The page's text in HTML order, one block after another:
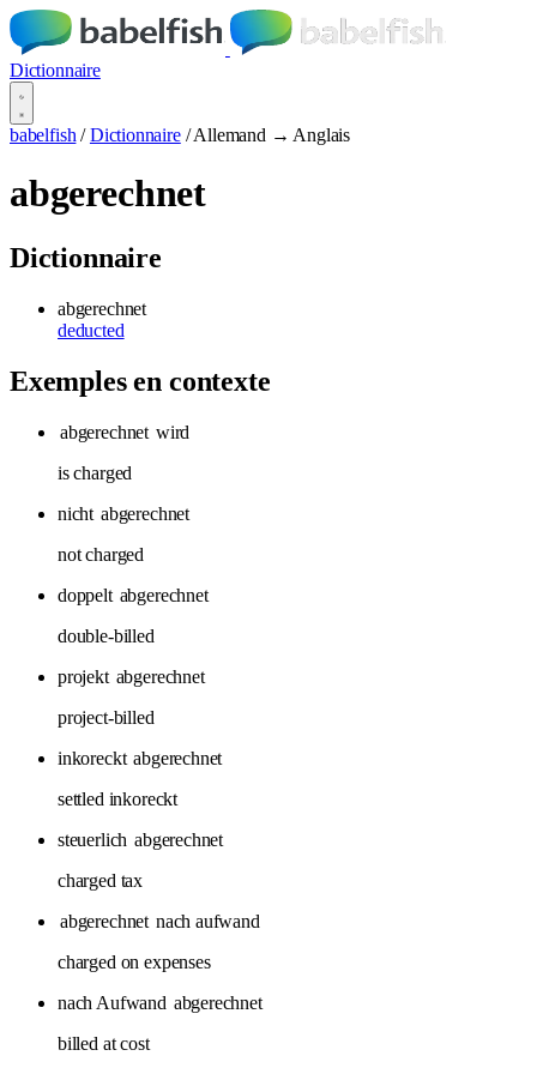
Dictionnaire
babelfish / Dictionnaire / Allemand → Anglais
abgerechnet
Dictionnaire
abgerechnet
deducted
Exemples en contexte
abgerechnet wird
is charged
nicht abgerechnet
not charged
doppelt abgerechnet
double-billed
projekt abgerechnet
project-billed
inkoreckt abgerechnet
settled inkoreckt
steuerlich abgerechnet
charged tax
abgerechnet nach aufwand
charged on expenses
nach Aufwand abgerechnet
billed at cost